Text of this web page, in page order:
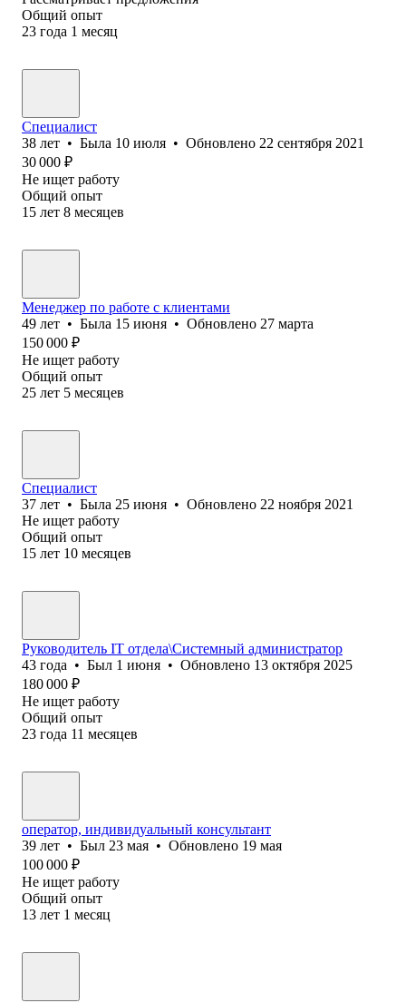
Общий опыт
23 года 1 месяц
Специалист
38 лет • Была 10 июля • Обновлено 22 сентября 2021
30 000 ₽
Не ищет работу
Общий опыт
15 лет 8 месяцев
Менеджер по работе с клиентами
49 лет • Была 15 июня • Обновлено 27 марта
150 000 ₽
Не ищет работу
Общий опыт
25 лет 5 месяцев
Специалист
37 лет • Была 25 июня • Обновлено 22 ноября 2021
Не ищет работу
Общий опыт
15 лет 10 месяцев
Руководитель IT отдела\Системный администратор
43 года • Был 1 июня • Обновлено 13 октября 2025
180 000 ₽
Не ищет работу
Общий опыт
23 года 11 месяцев
оператор, индивидуальный консультант
39 лет • Был 23 мая • Обновлено 19 мая
100 000 ₽
Не ищет работу
Общий опыт
13 лет 1 месяц